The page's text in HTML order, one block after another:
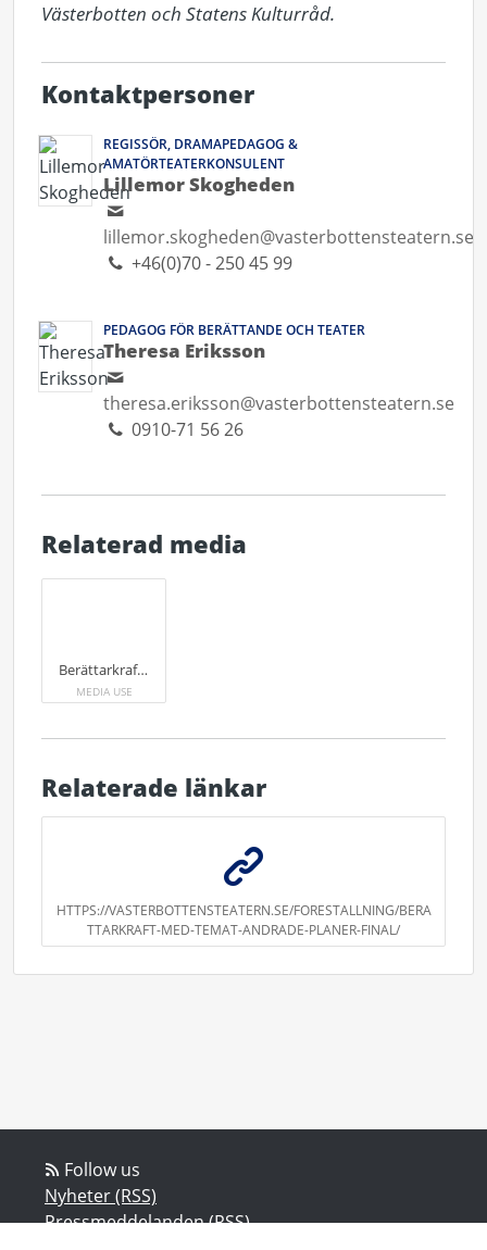
Västerbotten och Statens Kulturråd.
Kontaktpersoner
REGISSÖR, DRAMAPEDAGOG &
AMATÖRTEATERKONSULENT
Lillemor Skogheden
lillemor.skogheden@vasterbottensteatern.se
+46(0)70 - 250 45 99
PEDAGOG FÖR BERÄTTANDE OCH TEATER
Theresa Eriksson
theresa.eriksson@vasterbottensteatern.se
0910-71 56 26
Relaterad media
Berättarkraftstipendiater 2021.
MEDIA USE
Relaterade länkar
HTTPS://VASTERBOTTENSTEATERN.SE/FORESTALLNING/BERA
TTARKRAFT-MED-TEMAT-ANDRADE-PLANER-FINAL/
Follow us
Nyheter (RSS)
Pressmeddelanden (RSS)